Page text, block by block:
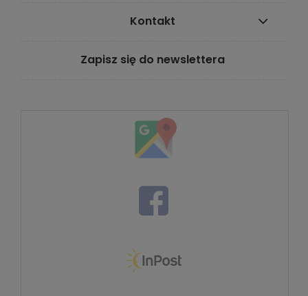
Kontakt
Zapisz się do newslettera